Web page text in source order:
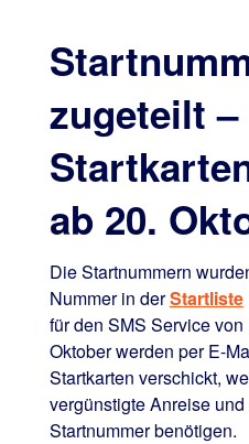
zugeteilt –
ab 20.
Die Startnummern
Nummer in derStartliste
für den SMS Service
Oktober werden per E-
Startkarten verschickt,
vergünstigte Anreise
Startnummer benötigen.